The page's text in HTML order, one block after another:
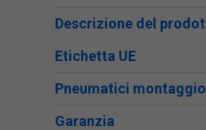
Descrizione del
Etichetta UE
Pneumatici montaggio
Garanzia